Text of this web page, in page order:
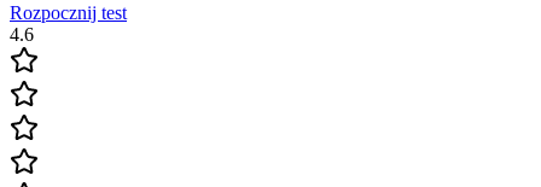
Rozpocznij test
4.6